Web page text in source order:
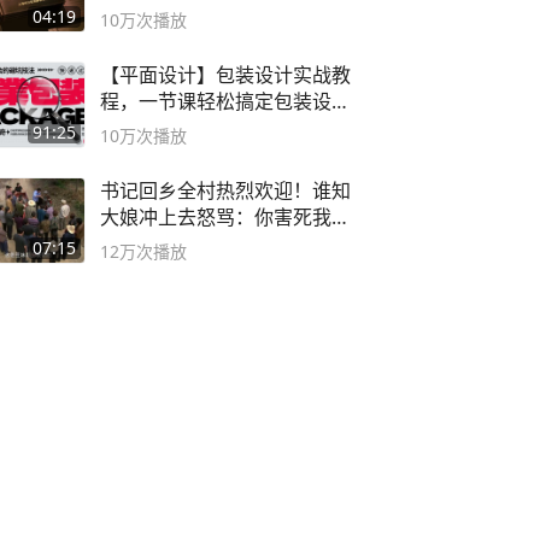
04:19 10万次播放
91:25
【平面设计】包装设计实战教
程，一节课轻松搞定包装设计
流程！
10万次播放
07:15
书记回乡全村热烈欢迎！谁知
大娘冲上去怒骂：你害死我儿
子
12万次播放